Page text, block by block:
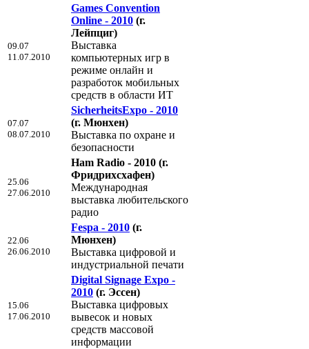
09.07
11.07.2010
Games Convention
Online - 2010 (г.
Лейпциг)
Выставка
компьютерных игр в
режиме онлайн и
разработок мобильных
средств в области ИТ
07.07
08.07.2010
SicherheitsExpo - 2010
(г. Мюнхен)
Выставка по охране и
безопасности
25.06
27.06.2010
Ham Radio - 2010 (г.
Фридрихсхафен)
Международная
выставка любительского
радио
22.06
26.06.2010
Fespa - 2010 (г.
Мюнхен)
Выставка цифровой и
индустриальной печати
15.06
17.06.2010
Digital Signage Expo -
2010 (г. Эссен)
Выставка цифровых
вывесок и новых
средств массовой
информации